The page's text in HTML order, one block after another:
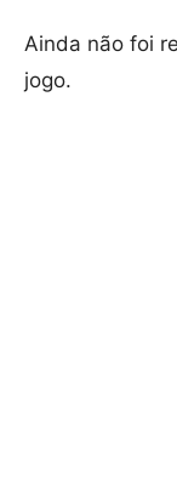
Ainda não foi
jogo.